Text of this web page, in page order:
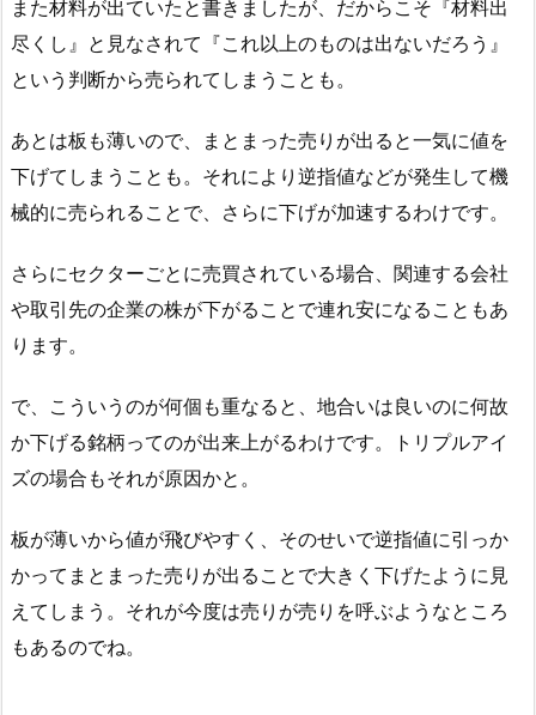
また材料が出ていたと書きましたが、だからこそ『材料出
尽くし』と見なされて『これ以上のものは出ないだろう』
という判断から売られてしまうことも。
あとは板も薄いので、まとまった売りが出ると一気に値を
下げてしまうことも。それにより逆指値などが発生して機
械的に売られることで、さらに下げが加速するわけです。
さらにセクターごとに売買されている場合、関連する会社
や取引先の企業の株が下がることで連れ安になることもあ
ります。
で、こういうのが何個も重なると、地合いは良いのに何故
か下げる銘柄ってのが出来上がるわけです。トリプルアイ
ズの場合もそれが原因かと。
板が薄いから値が飛びやすく、そのせいで逆指値に引っか
かってまとまった売りが出ることで大きく下げたように見
えてしまう。それが今度は売りが売りを呼ぶようなところ
もあるのでね。